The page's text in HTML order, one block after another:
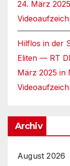
24. März
Hilflos in der
Eliten — RT
März 2025 in
Archiv
August 2026